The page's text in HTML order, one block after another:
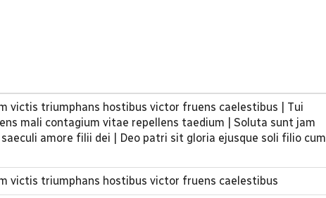
victis triumphans hostibus victor fruens caelestibus | Tui
mali contagium vitae repellens taedium | Soluta sunt jam
amore filii dei | Deo patri sit gloria ejusque soli filio cum
victis triumphans hostibus victor fruens caelestibus